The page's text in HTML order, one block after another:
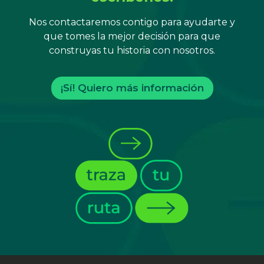
Nos contactaremos contigo para ayudarte y
que tomes la mejor decisión para que
construyas tu historia con nosotros.
¡Sí! Quiero más información